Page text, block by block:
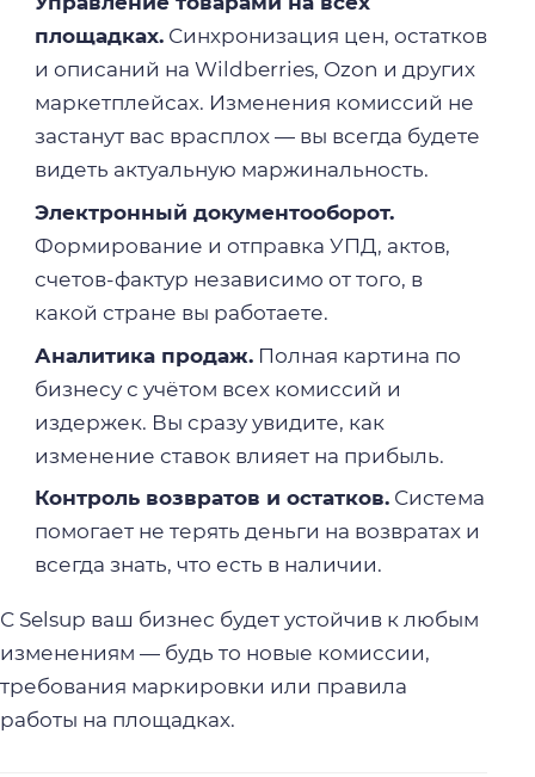
площадках.Синхронизация цен, остатков
и описаний на Wildberries, Ozon и других
маркетплейсах. Изменения комиссий не
застанут вас врасплох — вы всегда будете
видеть актуальную маржинальность.
Электронный документооборот.
Формирование и отправка УПД, актов,
счетов-фактур независимо от того, в
какой стране вы работаете.
Аналитика продаж.Полная картина по
бизнесу с учётом всех комиссий и
издержек. Вы сразу увидите, как
изменение ставок влияет на прибыль.
Контроль возвратов и остатков.Система
помогает не терять деньги на возвратах и
всегда знать, что есть в наличии.
С Selsup ваш бизнес будет устойчив к любым
изменениям — будь то новые комиссии,
требования маркировки или правила
работы на площадках.